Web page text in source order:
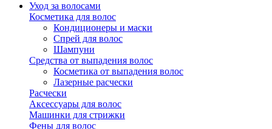
Уход за волосами
Косметика для волос
Кондиционеры и маски
Спрей для волос
Шампуни
Средства от выпадения волос
Косметика от выпадения волос
Лазерные расчески
Расчески
Аксессуары для волос
Машинки для стрижки
Фены для волос